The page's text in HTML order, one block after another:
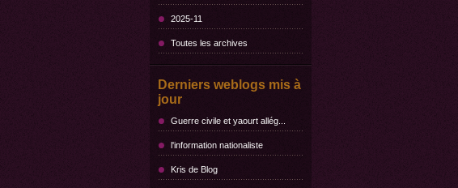
2025-11
Toutes les archives
Derniers weblogs mis à
jour
Guerre civile et yaourt allég...
l'information nationaliste
Kris de Blog